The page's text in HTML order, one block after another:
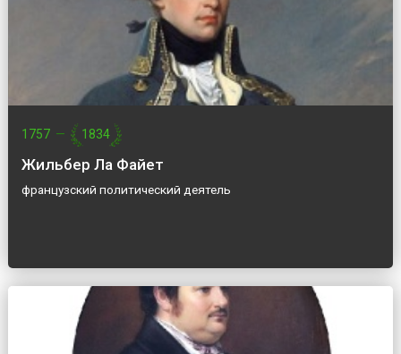
1757 — 1834
Жильбер Ла Файет
французский политический деятель